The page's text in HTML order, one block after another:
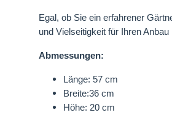
Egal, ob Sie ein erfahrener
und Vielseitigkeit für Ihren
Abmessungen:
Länge: 57 cm
Breite:36 cm
Höhe: 20 cm